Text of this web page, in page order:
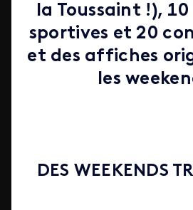
la Toussaint !),
sportives et 20
et des affiches
les
DES WEEKENDS